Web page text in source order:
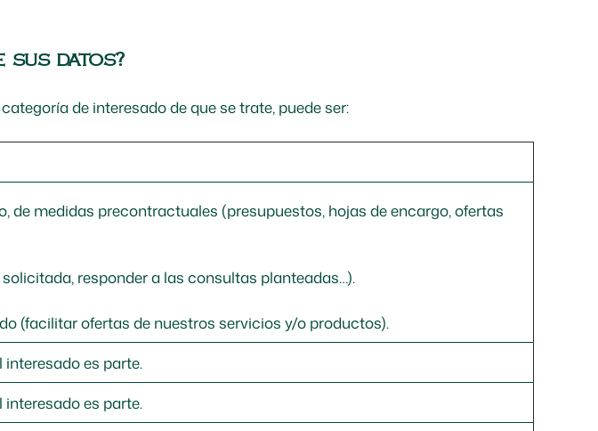
sus datos?
de interesado de que se trate, puede ser:
de medidas precontractuales (presupuestos, hojas de encargo, ofertas
responder a las consultas planteadas…).
(facilitar ofertas de nuestros servicios y/o productos).
interesado es parte.
interesado es parte.